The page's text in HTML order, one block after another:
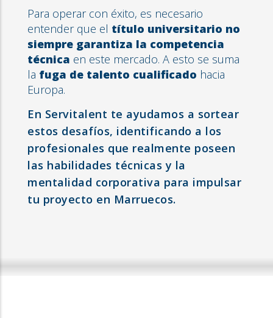
Para operar con éxito, es necesario
entender que el título universitario no
siempre garantiza la competencia
técnica en este mercado. A esto se suma
la fuga de talento cualificado hacia
Europa.
En Servitalent te ayudamos a sortear
estos desafíos, identificando a los
profesionales que realmente poseen
las habilidades técnicas y la
mentalidad corporativa para impulsar
tu proyecto en Marruecos.